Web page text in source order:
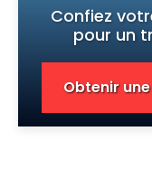
Confiez
pour un
Obtenir